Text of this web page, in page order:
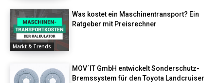
Markt & Trends
Was kostet ein Maschinentransport? Ein
Ratgeber mit Preisrechner
MOV´IT GmbH entwickelt Sonderschutz-
Bremssystem für den Toyota Landcruiser